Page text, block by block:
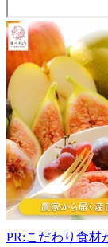
マ
ル
キ
ョ
ウ
農
園
(丸
強
農
園)
636-
奈
PR:こだわり食材